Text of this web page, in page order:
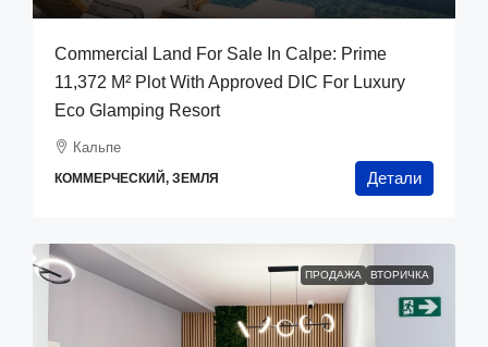
Commercial Land For Sale In Calpe: Prime
11,372 M² Plot With Approved DIC For Luxury
Eco Glamping Resort
Кальпе
КОММЕРЧЕСКИЙ, ЗЕМЛЯ Детали
ПРОДАЖА ВТОРИЧКА